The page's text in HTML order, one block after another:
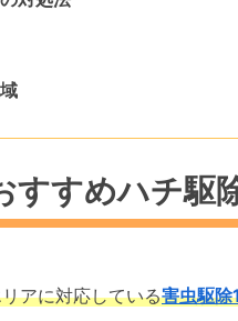
すすめハチ駆
アに対応している害虫駆除